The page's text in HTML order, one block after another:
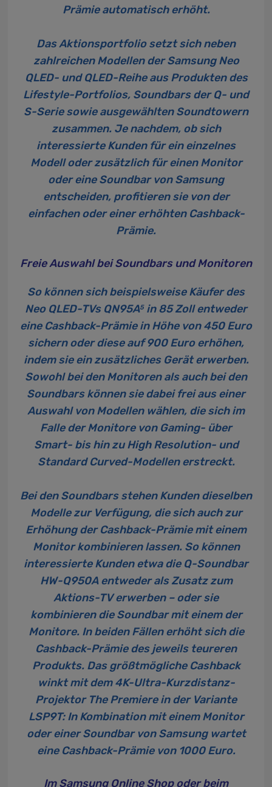
Prämie automatisch erhöht.
Das Aktionsportfolio setzt sich neben
zahlreichen Modellen der Samsung Neo
QLED- und QLED-Reihe aus Produkten des
Lifestyle-Portfolios, Soundbars der Q- und
S-Serie sowie ausgewählten Soundtowern
zusammen. Je nachdem, ob sich
interessierte Kunden für ein einzelnes
Modell oder zusätzlich für einen Monitor
oder eine Soundbar von Samsung
entscheiden, profitieren sie von der
einfachen oder einer erhöhten Cashback-
Prämie.
Freie Auswahl bei Soundbars und Monitoren
So können sich beispielsweise Käufer des
Neo QLED-TVs QN95A5in 85 Zollentweder
eine Cashback-Prämie in Höhe von 450 Euro
sichern oder diese auf 900 Euro erhöhen,
indem sie ein zusätzliches Gerät erwerben.
Sowohl bei den Monitoren als auch bei den
Soundbars können sie dabei frei aus einer
Auswahl von Modellen wählen, die sich im
Falle der Monitore von Gaming- über
Smart- bis hin zu High Resolution- und
Standard Curved-Modellen erstreckt.
Bei den Soundbars stehen Kunden dieselben
Modelle zur Verfügung, die sich auch zur
Erhöhung der Cashback-Prämie mit einem
Monitor kombinieren lassen. So können
interessierte Kunden etwa die Q-Soundbar
HW-Q950A entweder als Zusatz zum
Aktions-TV erwerben – oder sie
kombinieren die Soundbar mit einem der
Monitore. In beiden Fällen erhöht sich die
Cashback-Prämie des jeweils teureren
Produkts. Das größtmögliche Cashback
winkt mit dem4K-Ultra-Kurzdistanz-
Projektor The Premierein der Variante
LSP9T: In Kombination mit einem Monitor
oder einer Soundbar von Samsung wartet
eine Cashback-Prämie von 1000 Euro.
Im Samsung Online Shop oder beim